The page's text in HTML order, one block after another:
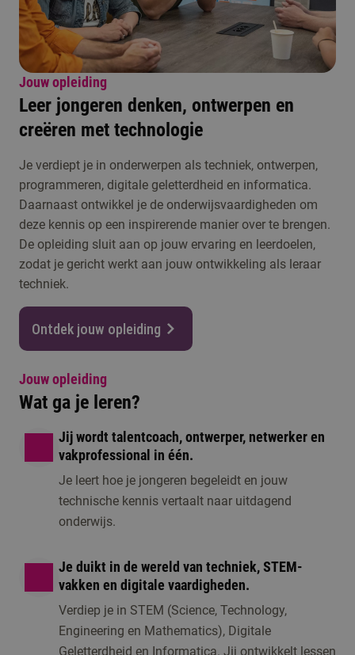
Jouw opleiding
Leer jongeren denken, ontwerpen en
creëren met technologie
Je verdiept je in onderwerpen als techniek, ontwerpen,
programmeren, digitale geletterdheid en informatica.
Daarnaast ontwikkel je de onderwijsvaardigheden om
deze kennis op een inspirerende manier over te brengen.
De opleiding sluit aan op jouw ervaring en leerdoelen,
zodat je gericht werkt aan jouw ontwikkeling als leraar
techniek.
Ontdek jouw opleiding
Jouw opleiding
Wat ga je leren?
Jij wordt talentcoach, ontwerper, netwerker en
vakprofessional in één.
Je leert hoe je jongeren begeleidt en jouw
technische kennis vertaalt naar uitdagend
onderwijs.
Je duikt in de wereld van techniek, STEM-
vakken en digitale vaardigheden.
Verdiep je in STEM (Science, Technology,
Engineering en Mathematics), Digitale
Geletterdheid en Informatica. Jij ontwikkelt lessen